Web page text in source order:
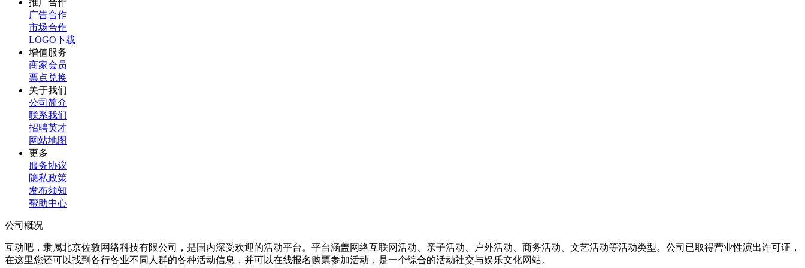
推广合作
广告合作
市场合作
LOGO下载
增值服务
商家会员
票点兑换
关于我们
公司简介
联系我们
招聘英才
网站地图
更多
服务协议
隐私政策
发布须知
帮助中心
公司概况
互动吧，隶属北京佐敦网络科技有限公司，是国内深受欢迎的活动平台。平台涵盖网络互联网活动、亲子活动、户外活动、商务活动、文艺活动等活动类型。公司已取得营业性演出许可证，
在这里您还可以找到各行各业不同人群的各种活动信息，并可以在线报名购票参加活动，是一个综合的活动社交与娱乐文化网站。